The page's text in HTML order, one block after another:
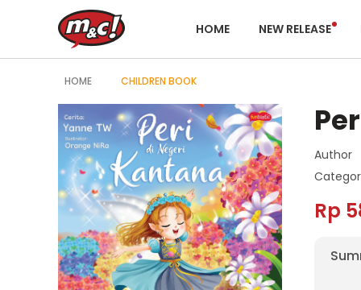
HOME NEW RELEASE
HOME CHILDREN BOOK
Author
Rp